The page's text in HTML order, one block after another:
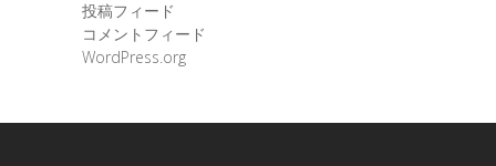
投稿フィード
コメントフィード
WordPress.org